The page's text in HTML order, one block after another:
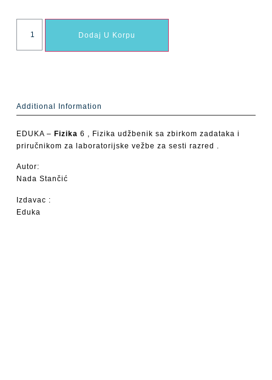
Dodaj U Korpu
Additional Information
EDUKA – Fizika 6 , Fizika udžbenik sa zbirkom zadataka i
priručnikom za laboratorijske vežbe za sesti razred .
Autor:
Nada Stančić
Izdavac :
Eduka